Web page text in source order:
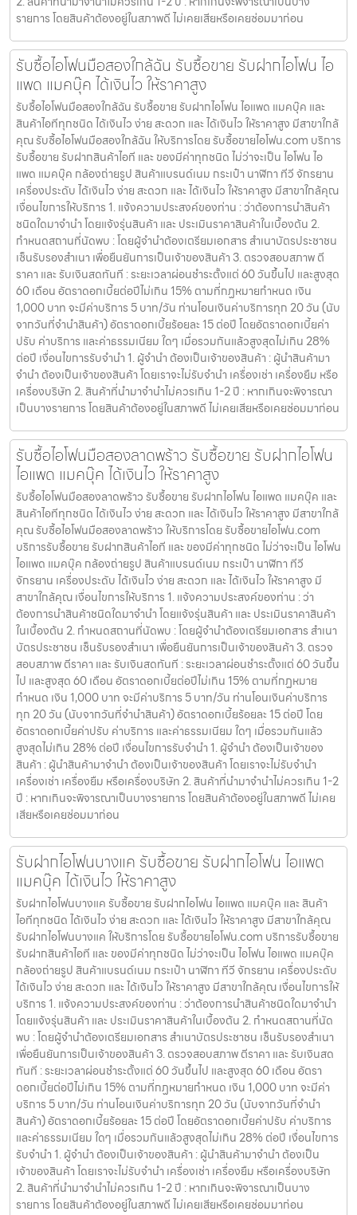
รายการ โดยสินค้าต้องอยู่ในสภาพดี ไม่เคยเสียหรือเคยซ่อมมาก่อน
รับซื้อไอโฟนมือสองใกล้ฉัน รับซื้อขาย รับฝากไอโฟน ไอ
แพด แมคบุ๊ค ได้เงินไว ให้ราคาสูง
รับซื้อไอโฟนมือสองใกล้ฉัน รับซื้อขาย รับฝากไอโฟน ไอแพด แมคบุ๊ค และ
สินค้าไอทีทุกชนิด ได้เงินไว ง่าย สะดวก และ ได้เงินไว ให้ราคาสูง มีสาขาใกล้
คุณ รับซื้อไอโฟนมือสองใกล้ฉัน ให้บริการโดย รับซื้อขายไอโฟน.com บริการ
รับซื้อขาย รับฝากสินค้าไอที และ ของมีค่าทุกชนิด ไม่ว่าจะเป็น ไอโฟน ไอ
แพด แมคบุ๊ค กล้องถ่ายรูป สินค้าแบรนด์เนม กระเป๋า นาฬิกา ทีวี จักรยาน
เครื่องประดับ ได้เงินไว ง่าย สะดวก และ ได้เงินไว ให้ราคาสูง มีสาขาใกล้คุณ
เงื่อนไขการให้บริการ 1. แจ้งความประสงค์ของท่าน : ว่าต้องการนำสินค้า
ชนิดใดมาจำนำ โดยแจ้งรุ่นสินค้า และ ประเมินราคาสินค้าในเบื้องต้น 2.
กำหนดสถานที่นัดพบ : โดยผู้จำนำต้องเตรียมเอกสาร สำเนาบัตรประชาชน
เซ็นรับรองสำเนา เพื่อยืนยันการเป็นเจ้าของสินค้า 3. ตรวจสอบสภาพ ตี
ราคา และ รับเงินสดทันที : ระยะเวลาผ่อนชำระตั้งแต่ 60 วันขึ้นไป และสูงสุด
60 เดือน อัตราดอกเบี้ยต่อปีไม่เกิน 15% ตามที่กฏหมายกำหนด เงิน
1,000 บาท จะมีค่าบริการ 5 บาท/วัน ท่านโอนเงินค่าบริการทุก 20 วัน (นับ
จากวันที่จำนำสินค้า) อัตราดอกเบี้ยร้อยละ 15 ต่อปี โดยอัตราดอกเบี้ยค่า
ปรับ ค่าบริการ และค่าธรรมเนียม ใดๆ เมื่อรวมกันแล้วสูงสุดไม่เกิน 28%
ต่อปี เงื่อนไขการรับจำนำ 1. ผู้จำนำ ต้องเป็นเจ้าของสินค้า : ผู้นำสินค้ามา
จำนำ ต้องเป็นเจ้าของสินค้า โดยเราจะไม่รับจำนำ เครื่องเช่า เครื่องยืม หรือ
เครื่องบริษัท 2. สินค้าที่นำมาจำนำไม่ควรเกิน 1-2 ปี : หากเกินจะพิจารณา
เป็นบางรายการ โดยสินค้าต้องอยู่ในสภาพดี ไม่เคยเสียหรือเคยซ่อมมาก่อน
รับซื้อไอโฟนมือสองลาดพร้าว รับซื้อขาย รับฝากไอโฟน
ไอแพด แมคบุ๊ค ได้เงินไว ให้ราคาสูง
รับซื้อไอโฟนมือสองลาดพร้าว รับซื้อขาย รับฝากไอโฟน ไอแพด แมคบุ๊ค และ
สินค้าไอทีทุกชนิด ได้เงินไว ง่าย สะดวก และ ได้เงินไว ให้ราคาสูง มีสาขาใกล้
คุณ รับซื้อไอโฟนมือสองลาดพร้าว ให้บริการโดย รับซื้อขายไอโฟน.com
บริการรับซื้อขาย รับฝากสินค้าไอที และ ของมีค่าทุกชนิด ไม่ว่าจะเป็น ไอโฟน
ไอแพด แมคบุ๊ค กล้องถ่ายรูป สินค้าแบรนด์เนม กระเป๋า นาฬิกา ทีวี
จักรยาน เครื่องประดับ ได้เงินไว ง่าย สะดวก และ ได้เงินไว ให้ราคาสูง มี
สาขาใกล้คุณ เงื่อนไขการให้บริการ 1. แจ้งความประสงค์ของท่าน : ว่า
ต้องการนำสินค้าชนิดใดมาจำนำ โดยแจ้งรุ่นสินค้า และ ประเมินราคาสินค้า
ในเบื้องต้น 2. กำหนดสถานที่นัดพบ : โดยผู้จำนำต้องเตรียมเอกสาร สำเนา
บัตรประชาชน เซ็นรับรองสำเนา เพื่อยืนยันการเป็นเจ้าของสินค้า 3. ตรวจ
สอบสภาพ ตีราคา และ รับเงินสดทันที : ระยะเวลาผ่อนชำระตั้งแต่ 60 วันขึ้น
ไป และสูงสุด 60 เดือน อัตราดอกเบี้ยต่อปีไม่เกิน 15% ตามที่กฏหมาย
กำหนด เงิน 1,000 บาท จะมีค่าบริการ 5 บาท/วัน ท่านโอนเงินค่าบริการ
ทุก 20 วัน (นับจากวันที่จำนำสินค้า) อัตราดอกเบี้ยร้อยละ 15 ต่อปี โดย
อัตราดอกเบี้ยค่าปรับ ค่าบริการ และค่าธรรมเนียม ใดๆ เมื่อรวมกันแล้ว
สูงสุดไม่เกิน 28% ต่อปี เงื่อนไขการรับจำนำ 1. ผู้จำนำ ต้องเป็นเจ้าของ
สินค้า : ผู้นำสินค้ามาจำนำ ต้องเป็นเจ้าของสินค้า โดยเราจะไม่รับจำนำ
เครื่องเช่า เครื่องยืม หรือเครื่องบริษัท 2. สินค้าที่นำมาจำนำไม่ควรเกิน 1-2
ปี : หากเกินจะพิจารณาเป็นบางรายการ โดยสินค้าต้องอยู่ในสภาพดี ไม่เคย
เสียหรือเคยซ่อมมาก่อน
รับฝากไอโฟนบางแค รับซื้อขาย รับฝากไอโฟน ไอแพด
แมคบุ๊ค ได้เงินไว ให้ราคาสูง
รับฝากไอโฟนบางแค รับซื้อขาย รับฝากไอโฟน ไอแพด แมคบุ๊ค และ สินค้า
ไอทีทุกชนิด ได้เงินไว ง่าย สะดวก และ ได้เงินไว ให้ราคาสูง มีสาขาใกล้คุณ
รับฝากไอโฟนบางแค ให้บริการโดย รับซื้อขายไอโฟน.com บริการรับซื้อขาย
รับฝากสินค้าไอที และ ของมีค่าทุกชนิด ไม่ว่าจะเป็น ไอโฟน ไอแพด แมคบุ๊ค
กล้องถ่ายรูป สินค้าแบรนด์เนม กระเป๋า นาฬิกา ทีวี จักรยาน เครื่องประดับ
ได้เงินไว ง่าย สะดวก และ ได้เงินไว ให้ราคาสูง มีสาขาใกล้คุณ เงื่อนไขการให้
บริการ 1. แจ้งความประสงค์ของท่าน : ว่าต้องการนำสินค้าชนิดใดมาจำนำ
โดยแจ้งรุ่นสินค้า และ ประเมินราคาสินค้าในเบื้องต้น 2. กำหนดสถานที่นัด
พบ : โดยผู้จำนำต้องเตรียมเอกสาร สำเนาบัตรประชาชน เซ็นรับรองสำเนา
เพื่อยืนยันการเป็นเจ้าของสินค้า 3. ตรวจสอบสภาพ ตีราคา และ รับเงินสด
ทันที : ระยะเวลาผ่อนชำระตั้งแต่ 60 วันขึ้นไป และสูงสุด 60 เดือน อัตรา
ดอกเบี้ยต่อปีไม่เกิน 15% ตามที่กฏหมายกำหนด เงิน 1,000 บาท จะมีค่า
บริการ 5 บาท/วัน ท่านโอนเงินค่าบริการทุก 20 วัน (นับจากวันที่จำนำ
สินค้า) อัตราดอกเบี้ยร้อยละ 15 ต่อปี โดยอัตราดอกเบี้ยค่าปรับ ค่าบริการ
และค่าธรรมเนียม ใดๆ เมื่อรวมกันแล้วสูงสุดไม่เกิน 28% ต่อปี เงื่อนไขการ
รับจำนำ 1. ผู้จำนำ ต้องเป็นเจ้าของสินค้า : ผู้นำสินค้ามาจำนำ ต้องเป็น
เจ้าของสินค้า โดยเราจะไม่รับจำนำ เครื่องเช่า เครื่องยืม หรือเครื่องบริษัท
2. สินค้าที่นำมาจำนำไม่ควรเกิน 1-2 ปี : หากเกินจะพิจารณาเป็นบาง
รายการ โดยสินค้าต้องอยู่ในสภาพดี ไม่เคยเสียหรือเคยซ่อมมาก่อน